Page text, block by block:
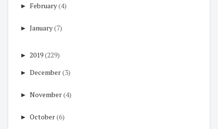
► February(4)
► January(7)
► 2019(229)
► December(3)
► November(4)
► October(6)